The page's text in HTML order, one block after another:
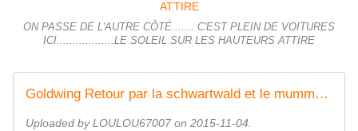
ON PASSE DE L'AUTRE CÔTÉ....... C'EST PLEIN DE VOITURES
ICI..................LE SOLEIL SUR LES HAUTEURS ATTIRE
Goldwing Retour par la schwartwald et le mummelsee 5
Uploaded by LOULOU67007 on 2015-11-04.